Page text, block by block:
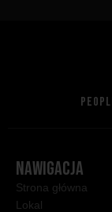
NAWIGACJA
Strona główna
Lokal